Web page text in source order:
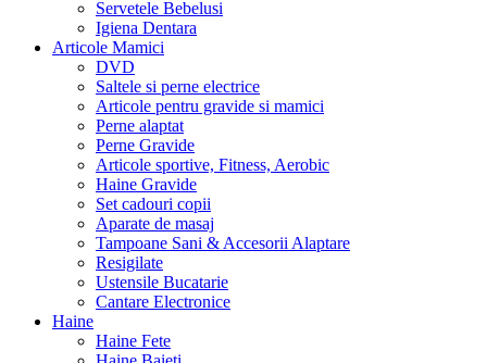
Servetele Bebelusi
Igiena Dentara
Articole Mamici
DVD
Saltele si perne electrice
Articole pentru gravide si mamici
Perne alaptat
Perne Gravide
Articole sportive, Fitness, Aerobic
Haine Gravide
Set cadouri copii
Aparate de masaj
Tampoane Sani & Accesorii Alaptare
Resigilate
Ustensile Bucatarie
Cantare Electronice
Haine
Haine Fete